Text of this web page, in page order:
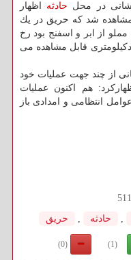
در محل حادثه اظهار
شد كه حریق در یك
متر مربع كه مملو از ابر و اسفنج بود رخ
قابل مشاهده می
از چند جهت عملیات خود
هم اكنون عملیات
انتظامی و امدادی باز
, حادثه , حریق
(1)
(0)